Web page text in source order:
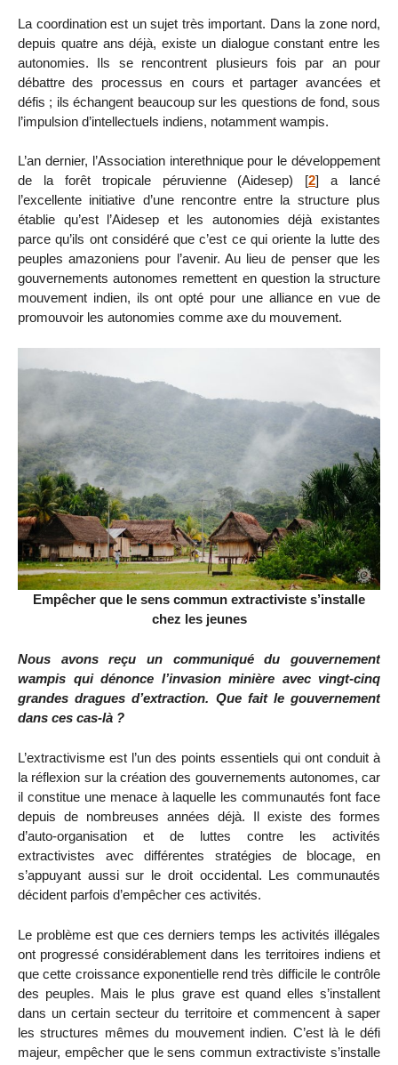
La coordination est un sujet très important. Dans la zone nord,
depuis quatre ans déjà, existe un dialogue constant entre les
autonomies. Ils se rencontrent plusieurs fois par an pour
débattre des processus en cours et partager avancées et
défis ; ils échangent beaucoup sur les questions de fond, sous
l’impulsion d’intellectuels indiens, notamment wampis.
L’an dernier, l’Association interethnique pour le développement
de la forêt tropicale péruvienne (Aidesep) [2] a lancé
l’excellente initiative d’une rencontre entre la structure plus
établie qu’est l’Aidesep et les autonomies déjà existantes
parce qu’ils ont considéré que c’est ce qui oriente la lutte des
peuples amazoniens pour l’avenir. Au lieu de penser que les
gouvernements autonomes remettent en question la structure
mouvement indien, ils ont opté pour une alliance en vue de
promouvoir les autonomies comme axe du mouvement.
Empêcher que le sens commun extractiviste s’installe
chez les jeunes
Nous avons reçu un communiqué du gouvernement
wampis qui dénonce l’invasion minière avec vingt-cinq
grandes dragues d’extraction. Que fait le gouvernement
dans ces cas-là ?
L’extractivisme est l’un des points essentiels qui ont conduit à
la réflexion sur la création des gouvernements autonomes, car
il constitue une menace à laquelle les communautés font face
depuis de nombreuses années déjà. Il existe des formes
d’auto-organisation et de luttes contre les activités
extractivistes avec différentes stratégies de blocage, en
s’appuyant aussi sur le droit occidental. Les communautés
décident parfois d’empêcher ces activités.
Le problème est que ces derniers temps les activités illégales
ont progressé considérablement dans les territoires indiens et
que cette croissance exponentielle rend très difficile le contrôle
des peuples. Mais le plus grave est quand elles s’installent
dans un certain secteur du territoire et commencent à saper
les structures mêmes du mouvement indien. C’est là le défi
majeur, empêcher que le sens commun extractiviste s’installe